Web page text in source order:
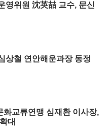
영위원 沈英喆 교수, 문신
상철 연안해운과장 동정
화교류연맹 심재환 이사장,
대